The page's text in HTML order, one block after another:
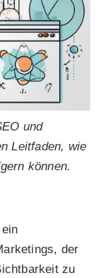
und
Leitfaden, wie
können.
der
zu